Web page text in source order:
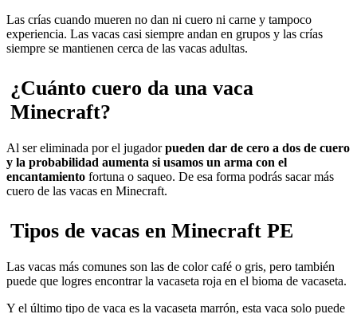
Las crías cuando mueren no dan ni cuero ni carne y tampoco
experiencia. Las vacas casi siempre andan en grupos y las crías
siempre se mantienen cerca de las vacas adultas.
¿Cuánto cuero da una vaca
Minecraft?
Al ser eliminada por el jugadorpueden dar de cero a dos de cuero
y la probabilidad aumenta si usamos un arma con el
encantamiento fortuna o saqueo. De esa forma podrás sacar más
cuero de las vacas en Minecraft.
Tipos de vacas en Minecraft PE
Las vacas más comunes son las de color café o gris, pero también
puede que logres encontrar la vacaseta roja en el bioma de vacaseta.
Y el último tipo de vaca es la vacaseta marrón, esta vaca solo puede